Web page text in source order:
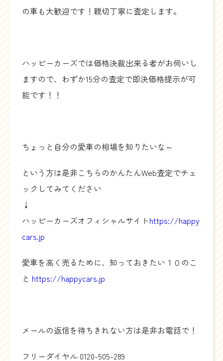
の車も大歓迎です！親切丁寧に査定します。
ハッピーカーズでは価格決裁出来る者がお伺いし
ますので、わずか15分の査定で即決価格提示が可
能です！！
ちょっと自分の愛車の相場を知りたいな～
という方は是非こちらのかんたんWeb査定でチェ
ックしてみてください
↓
ハッピーカーズオフィシャルサイトhttps://happy
cars.jp
愛車を高く売るために、知っておきたい１０のこ
と https://happycars.jp
メールの返信を待ちきれない方は是非お電話で！
フリーダイヤル 0120-505-289